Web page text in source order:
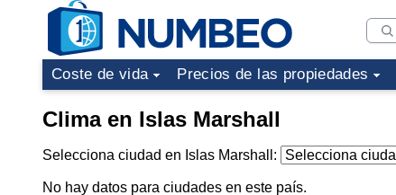
Coste de vida Precios de las propiedades
Clima en Islas Marshall
Selecciona ciudad en Islas Marshall:
No hay datos para ciudades en este país.